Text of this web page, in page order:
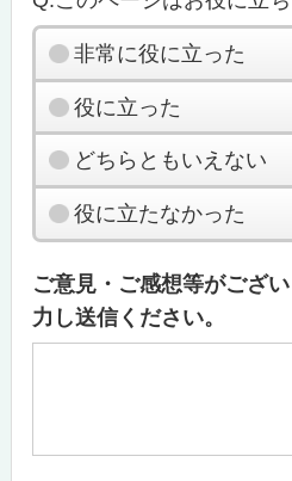
非常に役に立った
役に立った
どちらともいえない
役に立たなかった
ご意見・ご感想等がござ
力し送信ください。